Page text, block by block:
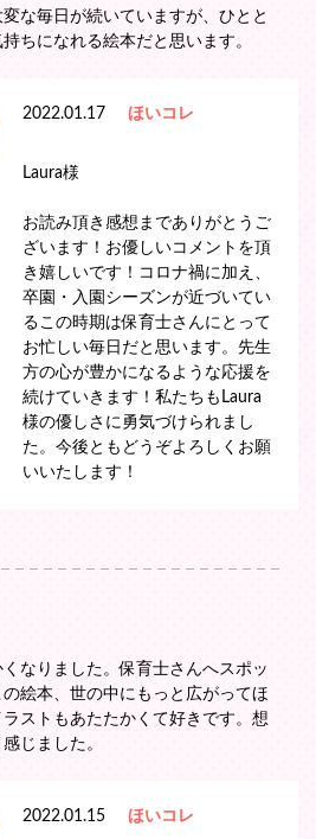
な毎日が続いていますが、ひとと
ちになれる絵本だと思います。
2022.01.17 ほいコレ
Laura様
お読み頂き感想までありがとうご
ざいます！お優しいコメントを頂
き嬉しいです！コロナ禍に加え、
卒園・入園シーズンが近づいてい
るこの時期は保育士さんにとって
お忙しい毎日だと思います。先生
方の心が豊かになるような応援を
続けていきます！私たちもLaura
様の優しさに勇気づけられまし
た。今後ともどうぞよろしくお願
いいたします！
なりました。保育士さんへスポッ
の絵本、世の中にもっと広がってほ
ラストもあたたかくて好きです。想
じました。
2022.01.15 ほいコレ